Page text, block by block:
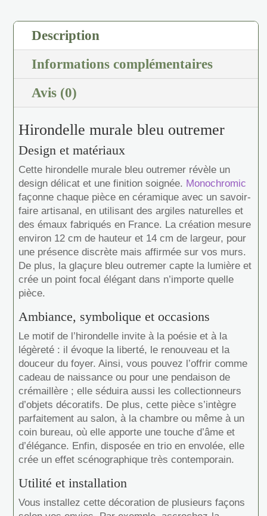
Description
Informations complémentaires
Avis (0)
Hirondelle murale bleu outremer
Design et matériaux
Cette hirondelle murale bleu outremer révèle un
design délicat et une finition soignée. Monochromic
façonne chaque pièce en céramique avec un savoir-
faire artisanal, en utilisant des argiles naturelles et
des émaux fabriqués en France. La création mesure
environ 12 cm de hauteur et 14 cm de largeur, pour
une présence discrète mais affirmée sur vos murs.
De plus, la glaçure bleu outremer capte la lumière et
crée un point focal élégant dans n’importe quelle
pièce.
Ambiance, symbolique et occasions
Le motif de l’hirondelle invite à la poésie et à la
légèreté : il évoque la liberté, le renouveau et la
douceur du foyer. Ainsi, vous pouvez l’offrir comme
cadeau de naissance ou pour une pendaison de
crémaillère ; elle séduira aussi les collectionneurs
d’objets décoratifs. De plus, cette pièce s’intègre
parfaitement au salon, à la chambre ou même à un
coin bureau, où elle apporte une touche d’âme et
d’élégance. Enfin, disposée en trio en envolée, elle
crée un effet scénographique très contemporain.
Utilité et installation
Vous installez cette décoration de plusieurs façons